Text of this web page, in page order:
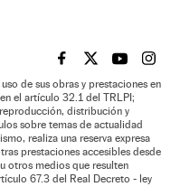
EL PAÍS BRASIL EN
EL PAÍSEL PAÍS
EL
de sus obras y prestaciones en
el artículo 32.1 del TRLPI;
distribución y
sobre temas de actualidad
realiza una reserva expresa
prestaciones accesibles desde
otros medios que resulten
67.3 del Real Decreto - ley